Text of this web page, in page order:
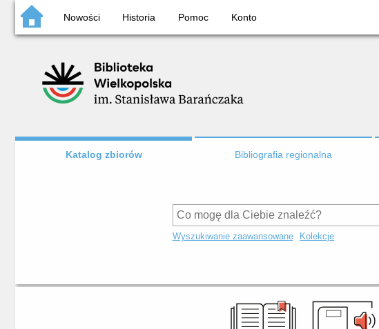
Nowości Historia Pomoc Konto
Katalog zbiorów Bibliografia regionalna
Wyszukiwanie zaawansowane Kolekcje